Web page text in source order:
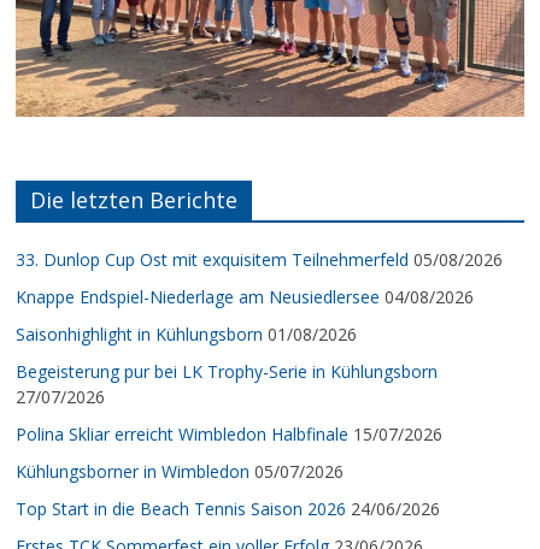
Die letzten Berichte
33. Dunlop Cup Ost mit exquisitem Teilnehmerfeld 05/08/2026
Knappe Endspiel-Niederlage am Neusiedlersee 04/08/2026
Saisonhighlight in Kühlungsborn 01/08/2026
Begeisterung pur bei LK Trophy-Serie in Kühlungsborn
27/07/2026
Polina Skliar erreicht Wimbledon Halbfinale 15/07/2026
Kühlungsborner in Wimbledon 05/07/2026
Top Start in die Beach Tennis Saison 2026 24/06/2026